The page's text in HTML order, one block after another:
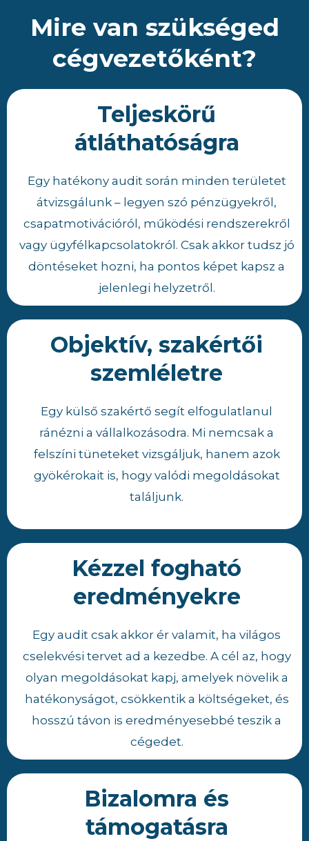
Mire van szükséged
cégvezetőként?
Teljeskörű
átláthatóságra
Egy hatékony audit során minden területet
átvizsgálunk – legyen szó pénzügyekről,
csapatmotivációról, működési rendszerekről
vagy ügyfélkapcsolatokról. Csak akkor tudsz jó
döntéseket hozni, ha pontos képet kapsz a
jelenlegi helyzetről.
Objektív, szakértői
szemléletre
Egy külső szakértő segít elfogulatlanul
ránézni a vállalkozásodra. Mi nemcsak a
felszíni tüneteket vizsgáljuk, hanem azok
gyökérokait is, hogy valódi megoldásokat
találjunk.
Kézzel fogható
eredményekre
Egy audit csak akkor ér valamit, ha világos
cselekvési tervet ad a kezedbe. A cél az, hogy
olyan megoldásokat kapj, amelyek növelik a
hatékonyságot, csökkentik a költségeket, és
hosszú távon is eredményesebbé teszik a
cégedet.
Bizalomra és
támogatásra